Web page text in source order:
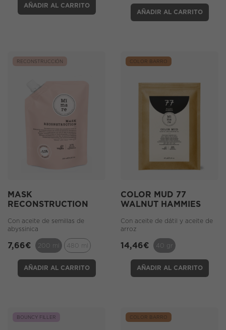
AÑADIR AL CARRITO
AÑADIR AL CARRITO
RECONSTRUCCIÓN
MASK
RECONSTRUCTION
Con aceite de semillas de
abyssinica
7,66€ 200 ml 480 ml
AÑADIR AL CARRITO
COLOR BARRO
COLOR MUD 77
WALNUT HAMMIES
Con aceite de dátil y aceite de
arroz
14,46€ 40 gr
AÑADIR AL CARRITO
BOUNCY FILLER COLOR BARRO